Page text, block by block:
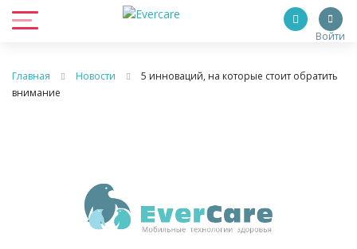
Войти
Главная Новости
5 инноваций, на которые стоит обратить
внимание